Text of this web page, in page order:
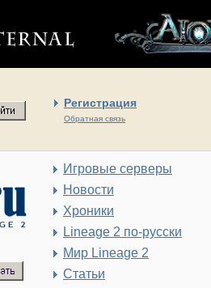
Регистрация
Обратная связь
Игровые серверы
Новости
Хроники
Lineage 2 по-русски
Мир Lineage 2
Статьи